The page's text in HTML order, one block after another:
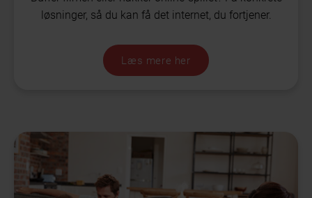
løsninger, så du kan få det internet, du fortjener.
Læs mere her